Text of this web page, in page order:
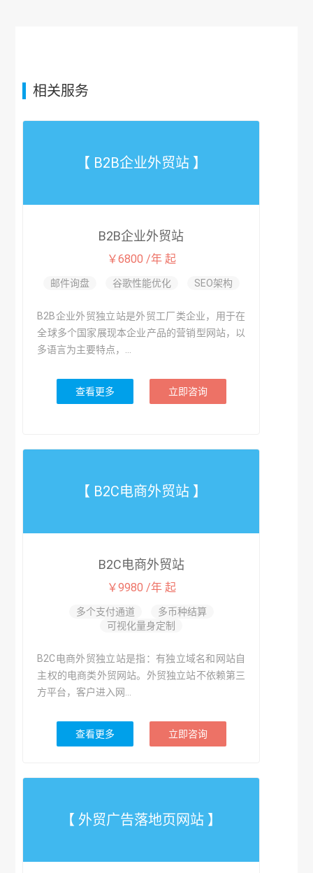
相关服务
【 B2B企业外贸站 】
B2B企业外贸站
￥6800 /年 起
邮件询盘 谷歌性能优化 SEO架构
B2B企业外贸独立站是外贸工厂类企业，用于在
全球多个国家展现本企业产品的营销型网站，以
多语言为主要特点，...
查看更多 立即咨询
【 B2C电商外贸站 】
B2C电商外贸站
￥9980 /年 起
多个支付通道
多币种结算
可视化量身定制
B2C电商外贸独立站是指：有独立域名和网站自
主权的电商类外贸网站。外贸独立站不依赖第三
方平台，客户进入网...
查看更多 立即咨询
【 外贸广告落地页网站 】